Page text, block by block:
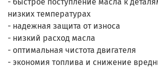
низких температурах
- надежная защита от износа
- низкий расход масла
- оптимальная чистота двигателя
- экономия топлива и снижение